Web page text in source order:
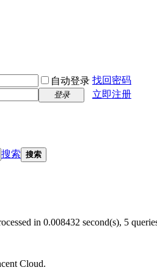
自动登录 找回密码
登录
立即注册
搜索 搜索
in 0.008432 second(s), 5
Cloud.